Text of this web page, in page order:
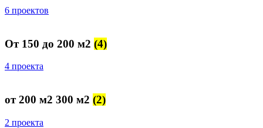
6 проектов
От 150 до 200 м2 (4)
4 проекта
от 200 м2 300 м2 (2)
2 проекта